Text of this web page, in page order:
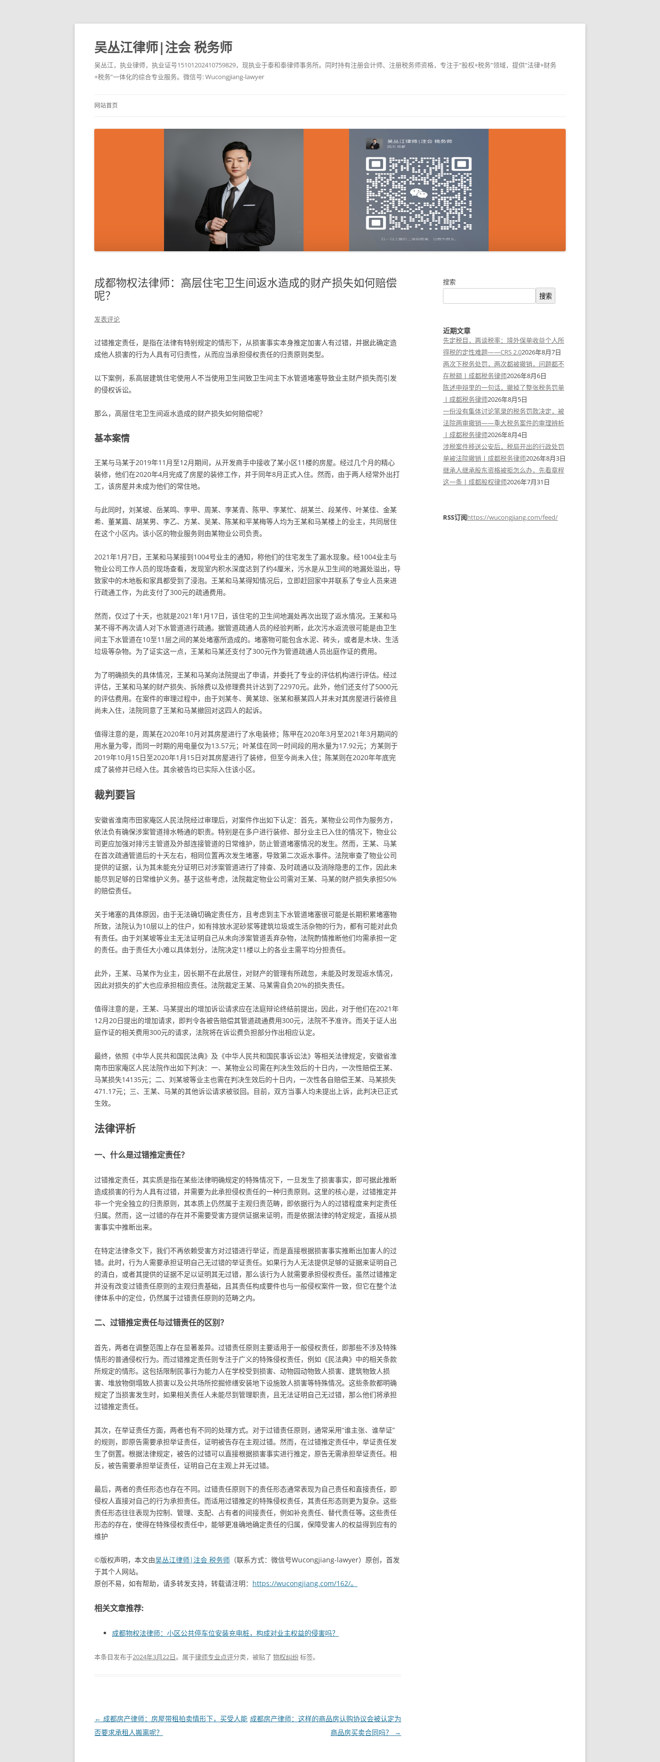
吴丛江律师|注会 税务师
吴丛江，执业律师，执业证号15101202410759829，现执业于泰和泰律师事务所。同时持有注册会计师、注册税务师资格，专注于“股权+税务”领域，提供“法律+财务
+税务”一体化的综合专业服务。微信号: Wucongjiang-lawyer
网站首页
成都物权法律师：高层住宅卫生间返水造成的财产损失如何赔偿
呢？
发表评论
过错推定责任，是指在法律有特别规定的情形下，从损害事实本身推定加害人有过错，并据此确定造
成他人损害的行为人具有可归责性，从而应当承担侵权责任的归责原则类型。
以下案例，系高层建筑住宅使用人不当使用卫生间致卫生间主下水管道堵塞导致业主财产损失而引发
的侵权诉讼。
那么，高层住宅卫生间返水造成的财产损失如何赔偿呢？
基本案情
王某与马某于2019年11月至12月期间，从开发商手中接收了某小区11楼的房屋。经过几个月的精心
装修，他们在2020年4月完成了房屋的装修工作，并于同年8月正式入住。然而，由于两人经常外出打
工，该房屋并未成为他们的常住地。
与此同时，刘某坡、岳某鸣、李甲、周某、李某青、陈甲、李某忙、胡某兰、段某传、叶某佳、金某
希、董某篇、胡某男、李乙、方某、吴某、陈某和平某梅等人均为王某和马某楼上的业主，共同居住
在这个小区内。该小区的物业服务则由某物业公司负责。
2021年1月7日，王某和马某接到1004号业主的通知，称他们的住宅发生了漏水现象。经1004业主与
物业公司工作人员的现场查看，发现室内积水深度达到了约4厘米，污水是从卫生间的地漏处溢出，导
致家中的木地板和家具都受到了浸泡。王某和马某得知情况后，立即赶回家中并联系了专业人员来进
行疏通工作，为此支付了300元的疏通费用。
然而，仅过了十天，也就是2021年1月17日，该住宅的卫生间地漏处再次出现了返水情况。王某和马
某不得不再次请人对下水管道进行疏通。据管道疏通人员的经验判断，此次污水返流很可能是由卫生
间主下水管道在10至11层之间的某处堵塞所造成的。堵塞物可能包含水泥、砖头，或者是木块、生活
垃圾等杂物。为了证实这一点，王某和马某还支付了300元作为管道疏通人员出庭作证的费用。
为了明确损失的具体情况，王某和马某向法院提出了申请，并委托了专业的评估机构进行评估。经过
评估，王某和马某的财产损失、拆除费以及修理费共计达到了22970元。此外，他们还支付了5000元
的评估费用。在案件的审理过程中，由于刘某冬、黄某琼、张某和蔡某四人并未对其房屋进行装修且
尚未入住，法院同意了王某和马某撤回对这四人的起诉。
值得注意的是，周某在2020年10月对其房屋进行了水电装修；陈甲在2020年3月至2021年3月期间的
用水量为零，而同一时期的用电量仅为13.57元；叶某佳在同一时间段的用水量为17.92元；方某则于
2019年10月15日至2020年1月15日对其房屋进行了装修，但至今尚未入住；陈某则在2020年年底完
成了装修并已经入住。其余被告均已实际入住该小区。
裁判要旨
安徽省淮南市田家庵区人民法院经过审理后，对案件作出如下认定：首先，某物业公司作为服务方，
依法负有确保涉案管道排水畅通的职责。特别是在多户进行装修、部分业主已入住的情况下，物业公
司更应加强对排污主管道及外部连接管道的日常维护，防止管道堵塞情况的发生。然而，王某、马某
在首次疏通管道后的十天左右，相同位置再次发生堵塞，导致第二次返水事件。法院审查了物业公司
提供的证据，认为其未能充分证明已对涉案管道进行了排查、及时疏通以及消除隐患的工作，因此未
能尽到足够的日常维护义务。基于这些考虑，法院裁定物业公司需对王某、马某的财产损失承担50%
的赔偿责任。
关于堵塞的具体原因，由于无法确切确定责任方，且考虑到主下水管道堵塞很可能是长期积累堵塞物
所致，法院认为10层以上的住户，如有排放水泥砂浆等建筑垃圾或生活杂物的行为，都有可能对此负
有责任。由于刘某坡等业主无法证明自己从未向涉案管道丢弃杂物，法院酌情推断他们均需承担一定
的责任。由于责任大小难以具体划分，法院决定11楼以上的各业主需平均分担责任。
此外，王某、马某作为业主，因长期不在此居住，对财产的管理有所疏忽，未能及时发现返水情况，
因此对损失的扩大也应承担相应责任。法院裁定王某、马某需自负20%的损失责任。
值得注意的是，王某、马某提出的增加诉讼请求应在法庭辩论终结前提出，因此，对于他们在2021年
12月20日提出的增加请求，即判令各被告赔偿其管道疏通费用300元，法院不予准许。而关于证人出
庭作证的相关费用300元的请求，法院将在诉讼费负担部分作出相应认定。
最终，依照《中华人民共和国民法典》及《中华人民共和国民事诉讼法》等相关法律规定，安徽省淮
南市田家庵区人民法院作出如下判决：一、某物业公司需在判决生效后的十日内，一次性赔偿王某、
马某损失14135元；二、刘某坡等业主也需在判决生效后的十日内，一次性各自赔偿王某、马某损失
471.17元；三、王某、马某的其他诉讼请求被驳回。目前，双方当事人均未提出上诉，此判决已正式
生效。
法律评析
一、什么是过错推定责任？
过错推定责任，其实质是指在某些法律明确规定的特殊情况下，一旦发生了损害事实，即可据此推断
造成损害的行为人具有过错，并需要为此承担侵权责任的一种归责原则。这里的核心是，过错推定并
非一个完全独立的归责原则，其本质上仍然属于主观归责范畴，即依据行为人的过错程度来判定责任
归属。然而，这一过错的存在并不需要受害方提供证据来证明，而是依据法律的特定规定，直接从损
害事实中推断出来。
在特定法律条文下，我们不再依赖受害方对过错进行举证，而是直接根据损害事实推断出加害人的过
错。此时，行为人需要承担证明自己无过错的举证责任。如果行为人无法提供足够的证据来证明自己
的清白，或者其提供的证据不足以证明其无过错，那么该行为人就需要承担侵权责任。虽然过错推定
并没有改变过错责任原则的主观归责基础，且其责任构成要件也与一般侵权案件一致，但它在整个法
律体系中的定位，仍然属于过错责任原则的范畴之内。
二、过错推定责任与过错责任的区别？
首先，两者在调整范围上存在显著差异。过错责任原则主要适用于一般侵权责任，即那些不涉及特殊
情形的普通侵权行为。而过错推定责任则专注于广义的特殊侵权责任，例如《民法典》中的相关条款
所规定的情形。这包括限制民事行为能力人在学校受到损害、动物园动物致人损害、建筑物致人损
害、堆放物倒塌致人损害以及公共场所挖掘修缮安装地下设施致人损害等特殊情况。这些条款都明确
规定了当损害发生时，如果相关责任人未能尽到管理职责，且无法证明自己无过错，那么他们将承担
过错推定责任。
其次，在举证责任方面，两者也有不同的处理方式。对于过错责任原则，通常采用“谁主张、谁举证”
的规则，即原告需要承担举证责任，证明被告存在主观过错。然而，在过错推定责任中，举证责任发
生了倒置。根据法律规定，被告的过错可以直接根据损害事实进行推定，原告无需承担举证责任。相
反，被告需要承担举证责任，证明自己在主观上并无过错。
最后，两者的责任形态也存在不同。过错责任原则下的责任形态通常表现为自己责任和直接责任，即
侵权人直接对自己的行为承担责任。而适用过错推定的特殊侵权责任，其责任形态则更为复杂。这些
责任形态往往表现为控制、管理、支配、占有者的间接责任，例如补充责任、替代责任等。这些责任
形态的存在，使得在特殊侵权责任中，能够更准确地确定责任的归属，保障受害人的权益得到应有的
维护
©版权声明，本文由吴丛江律师|注会 税务师 （联系方式：微信号Wucongjiang-lawyer）原创，首发
于其个人网站。
原创不易，如有帮助，请多转发支持，转载请注明： https://wucongjiang.com/162/。
相关文章推荐:
成都物权法律师：小区公共停车位安装充电桩，构成对业主权益的侵害吗？
本条目发布于2024年3月22日。属于律师专业点评分类，被贴了 物权纠纷标签。
文
章
← 成都房产律师：房屋带租拍卖情形下，买受人能
否要求承租人搬离呢？
成都房产律师：这样的商品房认购协议会被认定为
商品房买卖合同吗？
→
搜索
搜索
近期文章
先定税目，再谈税率：境外保单收益个人所
得税的定性难题——CRS 2.02026年8月7日
两次下税务处罚，两次都被撤销，问题都不
在税额丨成都税务律师2026年8月6日
陈述申辩里的一句话，撤掉了整张税务罚单
丨成都税务律师2026年8月5日
一份没有集体讨论笔录的税务罚款决定，被
法院两审撤销——重大税务案件的审理辨析
丨成都税务律师2026年8月4日
涉税案件移送公安后，税局开出的行政处罚
单被法院撤销丨成都税务律师2026年8月3日
继承人继承股东资格被拒怎么办，先看章程
这一条丨成都股权律师2026年7月31日
RSS订阅https://wucongjiang.com/feed/